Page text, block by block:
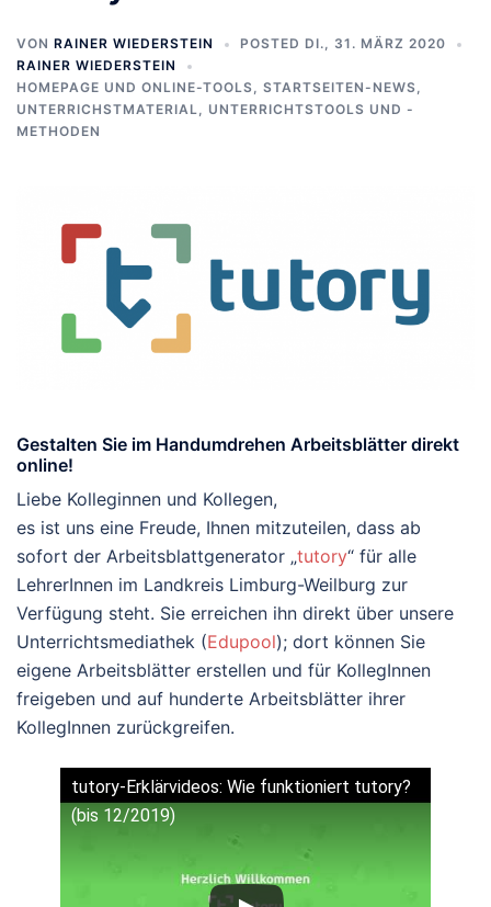
VON RAINER WIEDERSTEIN POSTED DI., 31. MÄRZ 2020
RAINER WIEDERSTEIN
HOMEPAGE UND ONLINE-TOOLS, STARTSEITEN-NEWS,
UNTERRICHSTMATERIAL, UNTERRICHTSTOOLS UND -
METHODEN
Gestalten Sie im Handumdrehen Arbeitsblätter direkt
online!
Liebe Kolleginnen und Kollegen,
es ist uns eine Freude, Ihnen mitzuteilen, dass ab
sofort der Arbeitsblattgenerator „tutory“ für alle
LehrerInnen im Landkreis Limburg-Weilburg zur
Verfügung steht. Sie erreichen ihn direkt über unsere
Unterrichtsmediathek (Edupool); dort können Sie
eigene Arbeitsblätter erstellen und für KollegInnen
freigeben und auf hunderte Arbeitsblätter ihrer
KollegInnen zurückgreifen.
tutory-Erklärvideos: Wie funktioniert tutory?
(bis 12/2019)